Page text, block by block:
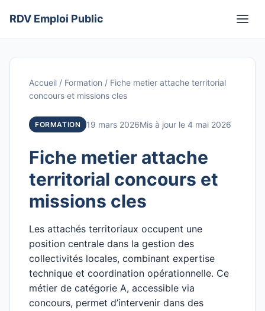
RDV Emploi Public
Accueil / Formation / Fiche metier attache territorial
concours et missions cles
FORMATION 19 mars 2026Mis à jour le 4 mai 2026
Fiche metier attache
territorial concours et
missions cles
Les attachés territoriaux occupent une
position centrale dans la gestion des
collectivités locales, combinant expertise
technique et coordination opérationnelle. Ce
métier de catégorie A, accessible via
concours, permet d’intervenir dans des